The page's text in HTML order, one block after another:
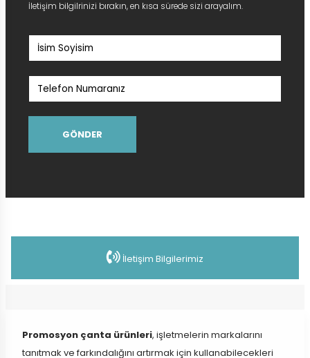
İletişim bilgilrinizi bırakın, en kısa sürede sizi arayalım.
GÖNDER
İletişim Bilgilerimiz
Promosyon çanta ürünleri, işletmelerin markalarını
tanıtmak ve farkındalığını artırmak için kullanabilecekleri